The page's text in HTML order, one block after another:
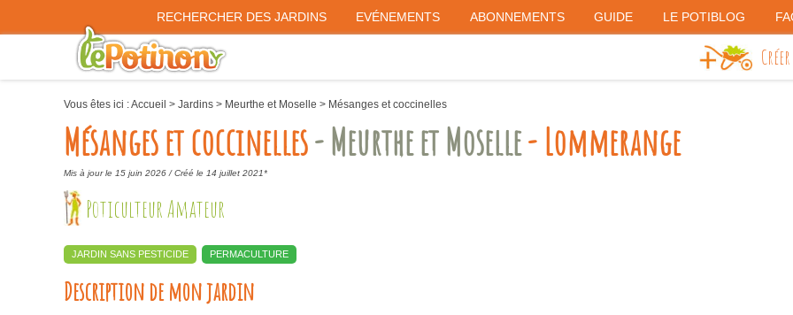
RECHERCHER DES JARDINS EVÉNEMENTS ABONNEMENTS GUIDE LE POTIBLOG
Vous êtes ici :Accueil > Jardins > Meurthe et Moselle > Mésanges et coccinelles
Mésanges et coccinelles- Meurthe et Moselle- Lommerange
Mis à jour le 15 juin 2026 /Créé le 14 juillet 2021*
Poticulteur Amateur
JARDIN SANS PESTICIDE PERMACULTURE
Description de mon jardin